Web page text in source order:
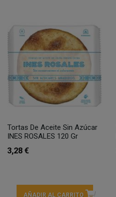
Tortas De Aceite Sin Azúcar
INES ROSALES 120 Gr
3,28 €
AÑADIR AL CARRITO